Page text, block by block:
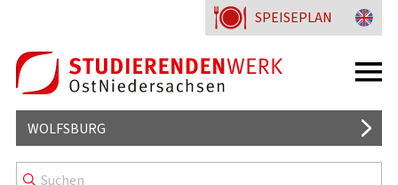
WOLFSBURG
SPEISEPLAN